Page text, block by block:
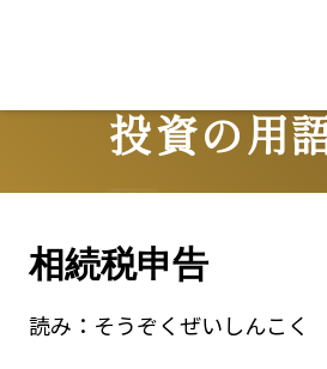
投資の用
相続税申告
読み： そうぞくぜいしんこく